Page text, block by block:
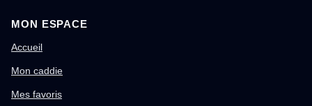
MON ESPACE
Accueil
Mon caddie
Mes favoris